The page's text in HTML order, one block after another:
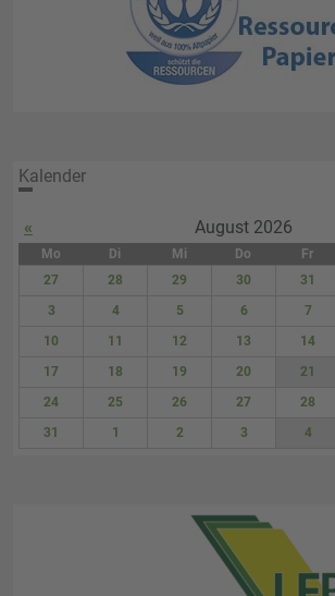
Kalender
« August 2026
Mo Di Mi Do Fr
27
28 29 30 31
3
4 5 6 7
10
11 12 13 14
17
18 19 20 21
24
25 26 27 28
31
1 2 3 4